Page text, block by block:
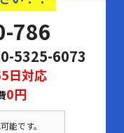
786
5325-6073
日対応
0円
能です。